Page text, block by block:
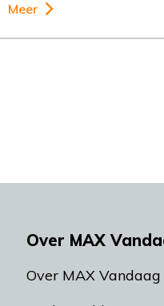
Meer
Over MAX
Over MAX Vandaag